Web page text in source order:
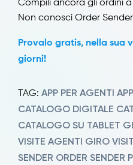
Compili ancora gli ordini
Non conosci Order
Provalo gratis, nella sua
giorni!
TAG: APP PER AGENTI
CATALOGO DIGITALE
CATALOGO SU TABLET
VISITE AGENTI GIRO
SENDER ORDER SENDER